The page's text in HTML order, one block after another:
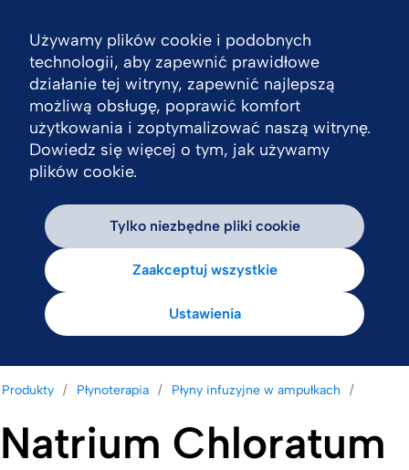
Produkty Płynoterapia Płyny infuzyjne w ampułkach
Natrium Chloratum
Używamy plików cookie i podobnych
technologii, aby zapewnić prawidłowe
działanie tej witryny, zapewnić najlepszą
możliwą obsługę, poprawić komfort
użytkowania i zoptymalizować naszą witrynę.
Dowiedz się więcej o tym, jak używamy
plików cookie.
Tylko niezbędne pliki cookie
Zaakceptuj wszystkie
Ustawienia